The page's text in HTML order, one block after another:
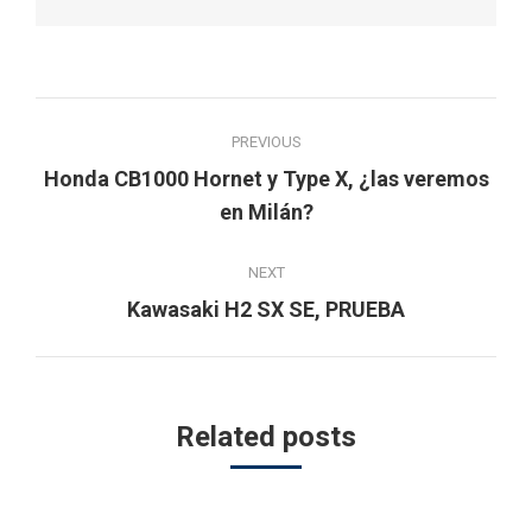
navigation
PREVIOUS
Previous
post:
Honda CB1000 Hornet y Type X, ¿las veremos
en Milán?
NEXT
Next
Kawasaki H2 SX SE, PRUEBA
Related posts